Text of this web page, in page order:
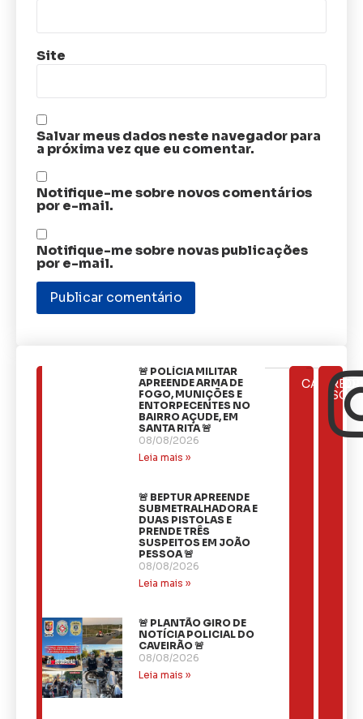
Site
Salvar meus dados neste navegador para
a próxima vez que eu comentar.
Notifique-me sobre novos comentários
por e-mail.
Notifique-me sobre novas publicações
por e-mail.
🚨 POLÍCIA MILITAR
APREENDE ARMA DE
FOGO, MUNIÇÕES E
ENTORPECENTES NO
BAIRRO AÇUDE, EM
SANTA RITA 🚨
08/08/2026
Leia mais »
🚨 BEPTUR APREENDE
SUBMETRALHADORA E
DUAS PISTOLAS E
PRENDE TRÊS
SUSPEITOS EM JOÃO
PESSOA 🚨
08/08/2026
Leia mais »
🚨 PLANTÃO GIRO DE
NOTÍCIA POLICIAL DO
CAVEIRÃO 🚨
08/08/2026
Leia mais »